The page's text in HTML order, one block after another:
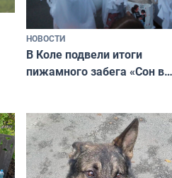
НОВОСТИ
В Коле подвели итоги
пижамного забега «Сон в